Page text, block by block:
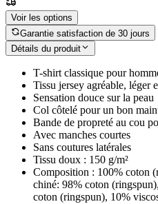
Voir les options
Garantie satisfaction de 30 jours
Détails du produit
T-shirt classique pour
Tissu jersey agréable, léger
Sensation douce sur la peau
Col côtelé pour un bon
Bande de propreté au cou
Avec manches courtes
Sans coutures latérales
Tissu doux : 150 g/m²
Composition : 100% coton
chiné: 98% coton
coton (ringspun), 10%